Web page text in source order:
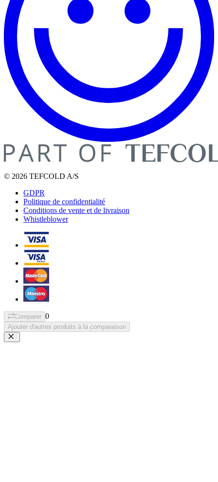
© 2026 TEFCOLD A/S
GDPR
Politique de confidentialité
Conditions de vente et de livraison
Whistleblower
Comparer 0
Ajouter d'autres produits à la comparaison